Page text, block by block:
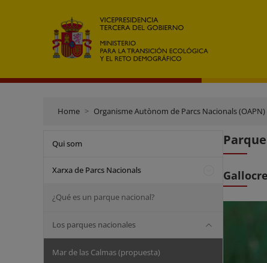
Home Organisme Autònom de Parcs Nacionals (OAPN)
Qui som
Xarxa de Parcs Nacionals
¿Qué es un parque nacional?
Los parques nacionales
Mar de las Calmas (propuesta)